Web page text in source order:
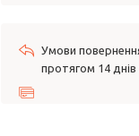
протягом 14 днів